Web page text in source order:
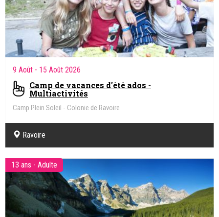
9 Août - 15 Août 2026
Camp de vacances d'été ados -
Multiactivités
Camp Plein Soleil - Colonie de Ravoire
Ravoire
13 ans - Adulte